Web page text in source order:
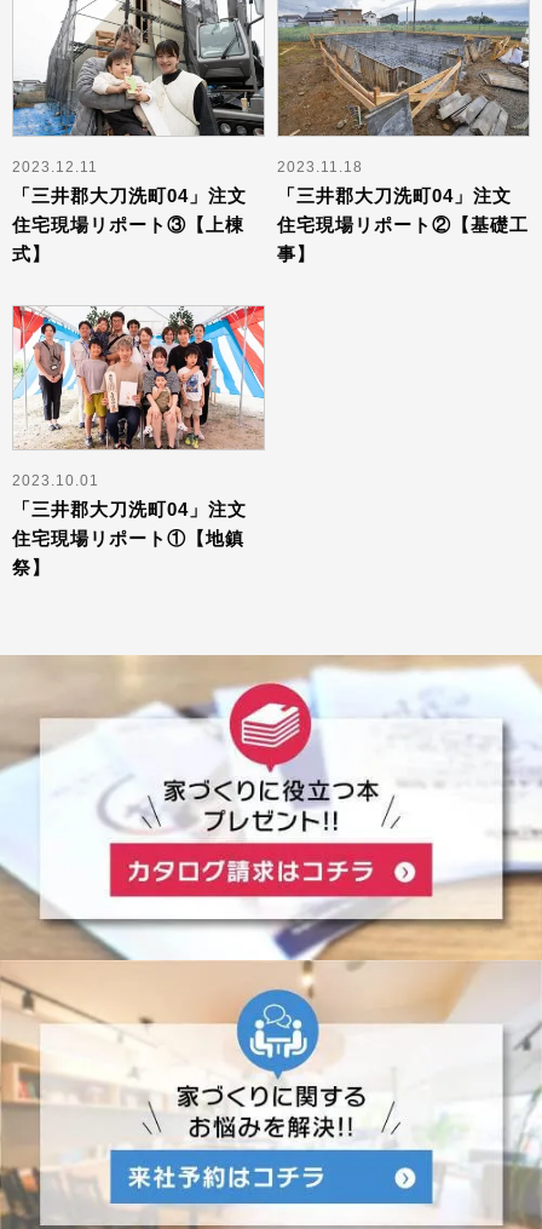
2023.12.11
「三井郡大刀洗町04」注文
住宅現場リポート③【上棟
式】
2023.11.18
「三井郡大刀洗町04」注文
住宅現場リポート②【基礎工
事】
2023.10.01
「三井郡大刀洗町04」注文
住宅現場リポート①【地鎮
祭】